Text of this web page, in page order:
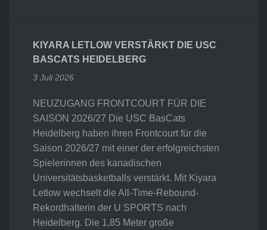
KIYARA LETLOW VERSTÄRKT DIE USC
BASCATS HEIDELBERG
3 Juli 2026
NEUZUGANG FRONTCOURT FÜR DIE
SAISON 2026/27 Die USC BasCats
Heidelberg haben ihren Frontcourt für die
Saison 2026/27 mit einer der erfolgreichsten
Spielerinnen des kanadischen
Universitätsbasketballs verstärkt. Mit Kiyara
Letlow wechselt die All-Time-Rebound-
Rekordhalterin der U SPORTS nach
Heidelberg. Die 1,85 Meter große